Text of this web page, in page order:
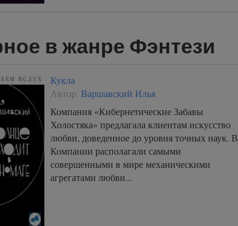
в жанре Фэнтези
Кукла
Автор: Варшавский Илья
Компания «Кибернетические Забавы
Холостяка» предлагала клиентам искусство
любви, доведенное до уровня точных наук. В
Компании располагали самыми
совершенными в мире механическими
агрегатами любви...